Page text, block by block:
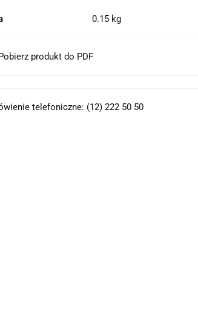
0.15 kg
produkt do PDF
telefoniczne: (12) 222 50 50